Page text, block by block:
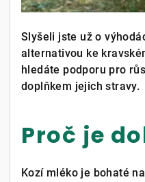
Slyšeli jste už o
alternativou ke
hledáte podporu pro
doplňkem jejich stravy.
Proč je
Kozí mléko je bohaté